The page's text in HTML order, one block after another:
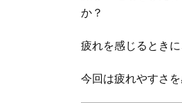
か？
疲れを感じるとき
今回は疲れやすさ